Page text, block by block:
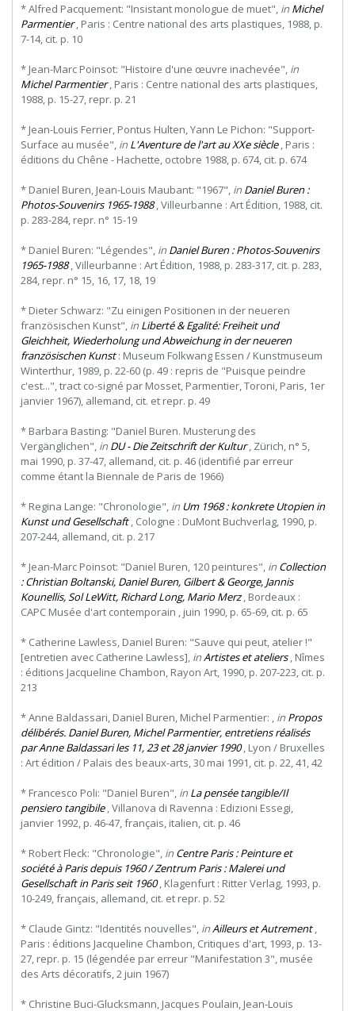
* Alfred Pacquement: "Insistant monologue de muet", in Michel
Parmentier, Paris : Centre national des arts plastiques, 1988, p.
7-14, cit. p. 10
* Jean-Marc Poinsot: "Histoire d'une œuvre inachevée", in
Michel Parmentier, Paris : Centre national des arts plastiques,
1988, p. 15-27, repr. p. 21
* Jean-Louis Ferrier, Pontus Hulten, Yann Le Pichon: "Support-
Surface au musée", in L'Aventure de l'art au XXe siècle, Paris :
éditions du Chêne - Hachette, octobre 1988, p. 674, cit. p. 674
* Daniel Buren, Jean-Louis Maubant: "1967", in Daniel Buren :
Photos-Souvenirs 1965-1988, Villeurbanne : Art Édition, 1988, cit.
p. 283-284, repr. n° 15-19
* Daniel Buren: "Légendes", in Daniel Buren : Photos-Souvenirs
1965-1988, Villeurbanne : Art Édition, 1988, p. 283-317, cit. p. 283,
284, repr. n° 15, 16, 17, 18, 19
* Dieter Schwarz: "Zu einigen Positionen in der neueren
französischen Kunst", in Liberté & Egalité: Freiheit und
Gleichheit, Wiederholung und Abweichung in der neueren
französischen Kunst: Museum Folkwang Essen / Kunstmuseum
Winterthur, 1989, p. 22-60 (p. 49 : repris de "Puisque peindre
c'est...", tract co-signé par Mosset, Parmentier, Toroni, Paris, 1er
janvier 1967), allemand, cit. et repr. p. 49
* Barbara Basting: "Daniel Buren. Musterung des
Vergänglichen", in DU - Die Zeitschrift der Kultur, Zürich, n° 5,
mai 1990, p. 37-47, allemand, cit. p. 46 (identifié par erreur
comme étant la Biennale de Paris de 1966)
* Regina Lange: "Chronologie", in Um 1968 : konkrete Utopien in
Kunst und Gesellschaft, Cologne : DuMont Buchverlag, 1990, p.
207-244, allemand, cit. p. 217
* Jean-Marc Poinsot: "Daniel Buren, 120 peintures", in Collection
: Christian Boltanski, Daniel Buren, Gilbert & George, Jannis
Kounellis, Sol LeWitt, Richard Long, Mario Merz, Bordeaux :
CAPC Musée d'art contemporain , juin 1990, p. 65-69, cit. p. 65
* Catherine Lawless, Daniel Buren: "Sauve qui peut, atelier !"
[entretien avec Catherine Lawless], inArtistes et ateliers, Nîmes
: éditions Jacqueline Chambon, Rayon Art, 1990, p. 207-223, cit. p.
213
* Anne Baldassari, Daniel Buren, Michel Parmentier: , in Propos
délibérés. Daniel Buren, Michel Parmentier, entretiens réalisés
par Anne Baldassari les 11, 23 et 28 janvier 1990, Lyon / Bruxelles
: Art édition / Palais des beaux-arts, 30 mai 1991, cit. p. 22, 41, 42
* Francesco Poli: "Daniel Buren", in La pensée tangible/Il
pensiero tangibile, Villanova di Ravenna : Edizioni Essegi,
janvier 1992, p. 46-47, français, italien, cit. p. 46
* Robert Fleck: "Chronologie", in Centre Paris : Peinture et
société à Paris depuis 1960 / Zentrum Paris : Malerei und
Gesellschaft in Paris seit 1960, Klagenfurt : Ritter Verlag, 1993, p.
10-249, français, allemand, cit. et repr. p. 52
* Claude Gintz: "Identités nouvelles", inAilleurs et Autrement,
Paris : éditions Jacqueline Chambon, Critiques d'art, 1993, p. 13-
27, repr. p. 15 (légendée par erreur "Manifestation 3", musée
des Arts décoratifs, 2 juin 1967)
* Christine Buci-Glucksmann, Jacques Poulain, Jean-Louis